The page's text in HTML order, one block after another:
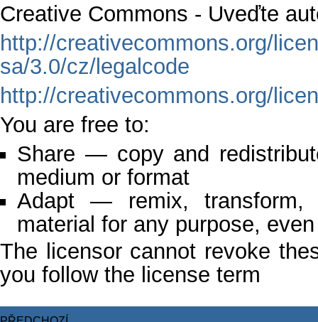
Creative Commons - Uveďte
http://creativecommons.org/
sa/3.0/cz/legalcode
http://creativecommons.org/
You are free to:
Share — copy and
medium or format
Adapt — remix, transform,
material for any purpose,
The licensor cannot revoke
you follow the license term